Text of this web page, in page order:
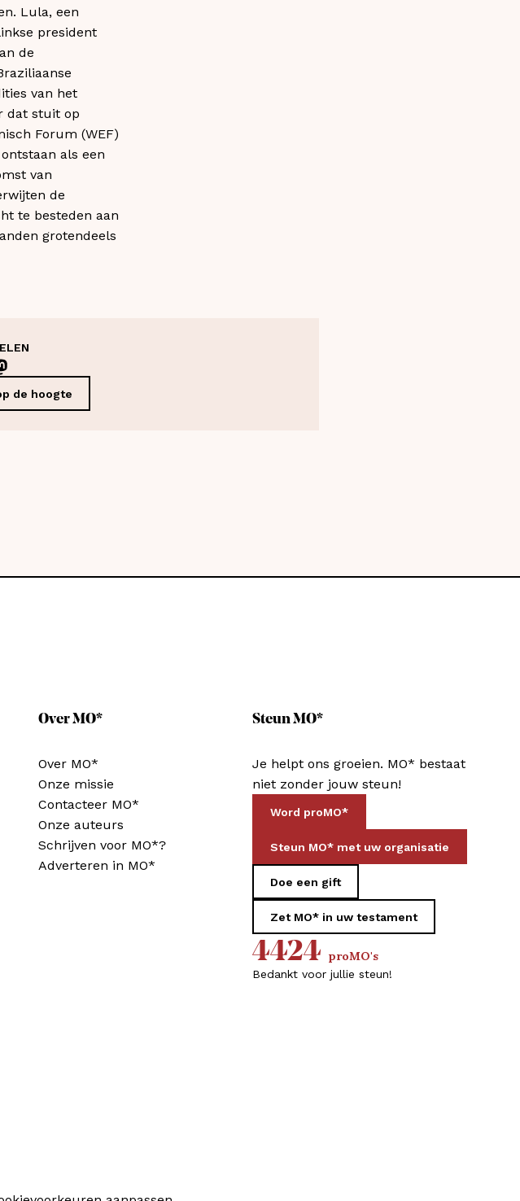
Lula, een
president
de
van het
dat stuit op
Forum (WEF)
als een
van
de
te besteden aan
grotendeels
de hoogte
Over MO*
Over MO*
Onze missie
Contacteer MO*
Onze auteurs
Schrijven voor MO*?
Adverteren in MO*
Steun MO*
Je helpt ons groeien. MO* bestaat
niet zonder jouw steun!
Word proMO*
Steun MO* met uw organisatie
Doe een gift
Zet MO* in uw testament
4424 proMO's
Bedankt voor jullie steun!